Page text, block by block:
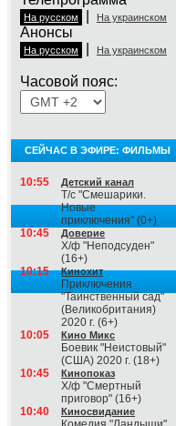
На русском На украинском
Анонсы
На русском На украинском
Часовой пояс:
СЕЙЧАС В ЭФИРЕ: ФИЛЬМЫ
10:55 Детский канал
Т/с "Смешарики.
Новые
приключения" (0+)
10:45
Доверие
Х/ф "Неподсуден"
(16+)
10:15
Кинохит
Приключения
"Таинственный сад"
(Великобритания)
2020 г. (6+)
10:05
Кино Микс
Боевик "Неистовый"
(США) 2020 г. (18+)
10:45
Кинопоказ
Х/ф "Смертный
приговор" (16+)
10:40
Киносвидание